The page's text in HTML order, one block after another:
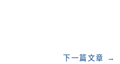
下一篇文章 →